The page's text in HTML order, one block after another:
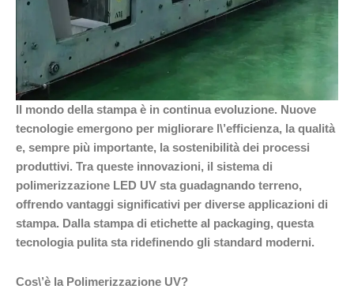
Il mondo della stampa è in continua evoluzione. Nuove
tecnologie emergono per migliorare l\’efficienza, la qualità
e, sempre più importante, la sostenibilità dei processi
produttivi. Tra queste innovazioni, il sistema di
polimerizzazione LED UV sta guadagnando terreno,
offrendo vantaggi significativi per diverse applicazioni di
stampa. Dalla stampa di etichette al packaging, questa
tecnologia pulita sta ridefinendo gli standard moderni.
Cos\’è la Polimerizzazione UV?